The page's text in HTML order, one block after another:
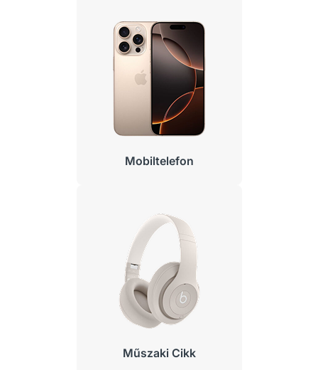
Mobiltelefon
Műszaki Cikk